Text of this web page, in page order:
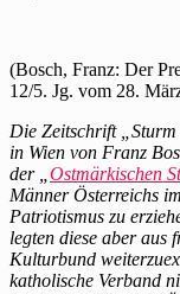
(Bosch, Franz: Der
12/5. Jg. vom 28.
Die Zeitschrift
in Wien von Franz
der „ Ostmärkischen
Männer Österreichs
Patriotismus zu
legten diese aber aus
Kulturbund
katholische Verband